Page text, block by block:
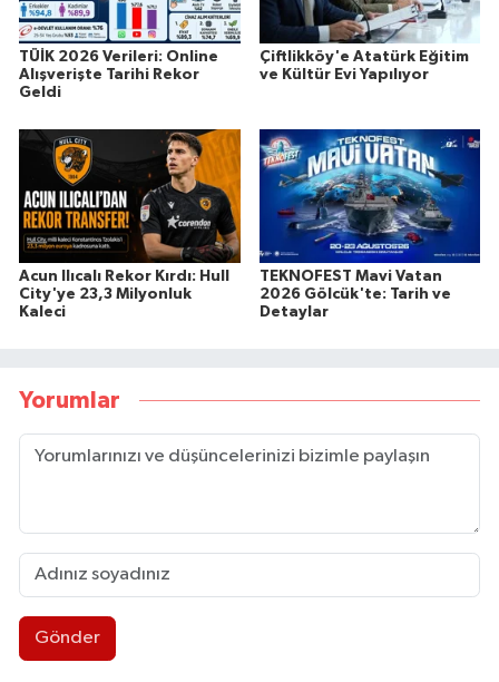
TÜİK 2026 Verileri: Online
Alışverişte Tarihi Rekor
Geldi
Çiftlikköy'e Atatürk Eğitim
ve Kültür Evi Yapılıyor
Acun Ilıcalı Rekor Kırdı: Hull
City'ye 23,3 Milyonluk
Kaleci
TEKNOFEST Mavi Vatan
2026 Gölcük'te: Tarih ve
Detaylar
Yorumlar
Gönder